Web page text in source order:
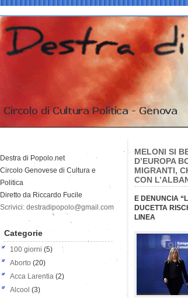
MELONI SI
D’EUROPA
MIGRANTI,
CON
E DENUNCIA
DUCETTA
LINEA
Destra di Popolo.net
Circolo Genovese di Cultura e
Politica
Diretto da Riccardo Fucile
Scrivici: destradipopolo@gmail.com
Categorie
100 giorni (5)
Aborto (20)
Acca Larentia (2)
Alcool (3)